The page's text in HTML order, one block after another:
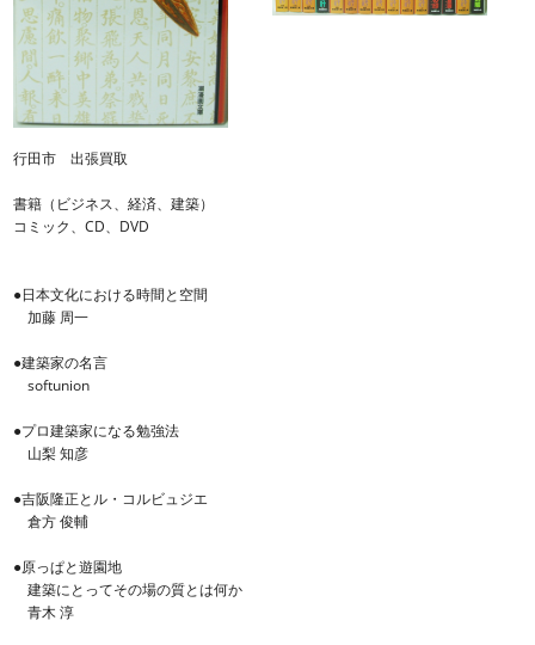
行田市 出張買取
書籍（ビジネス、経済、建築）
コミック、CD、DVD
●日本文化における時間と空間
加藤 周一
●建築家の名言
softunion
●プロ建築家になる勉強法
山梨 知彦
●吉阪隆正とル・コルビュジエ
倉方 俊輔
●原っぱと遊園地
建築にとってその場の質とは何か
青木 淳